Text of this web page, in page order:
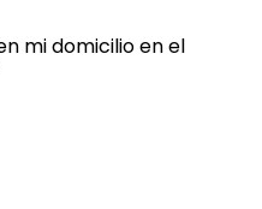
mi domicilio en el